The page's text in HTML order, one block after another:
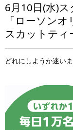
6月10日(水)
「ローソン
スカットティ
どれにしようか迷い